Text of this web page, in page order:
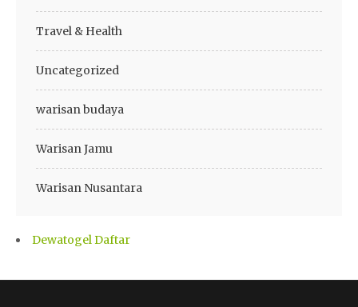
Travel & Health
Uncategorized
warisan budaya
Warisan Jamu
Warisan Nusantara
Dewatogel Daftar